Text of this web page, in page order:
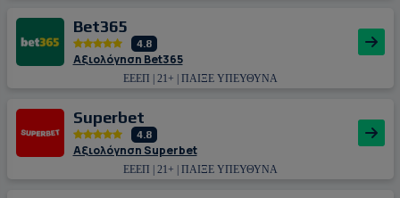
Bet365
4.8
Αξιολόγηση Bet365
ΕΕΕΠ | 21+ | ΠΑΙΞΕ ΥΠΕΥΘΥΝΑ
Superbet
4.8
Αξιολόγηση Superbet
ΕΕΕΠ | 21+ | ΠΑΙΞΕ ΥΠΕΥΘΥΝΑ